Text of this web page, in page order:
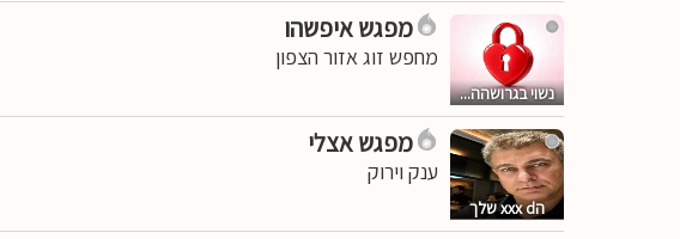
נשוי בגרושהה...
מפגש איפשהו
מחפש זוג אזור הצפון
הxxx d שלך
מפגש אצלי
ענק וירוק